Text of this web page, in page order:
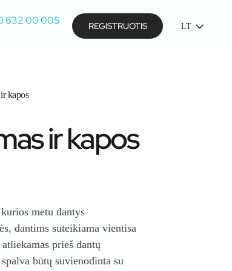
632 00 005 REGISTRUOTIS LT
kapos
ir kapos
metu dantys
dantims suteikiama vientisa
prieš dantų
būtų suvienodinta su